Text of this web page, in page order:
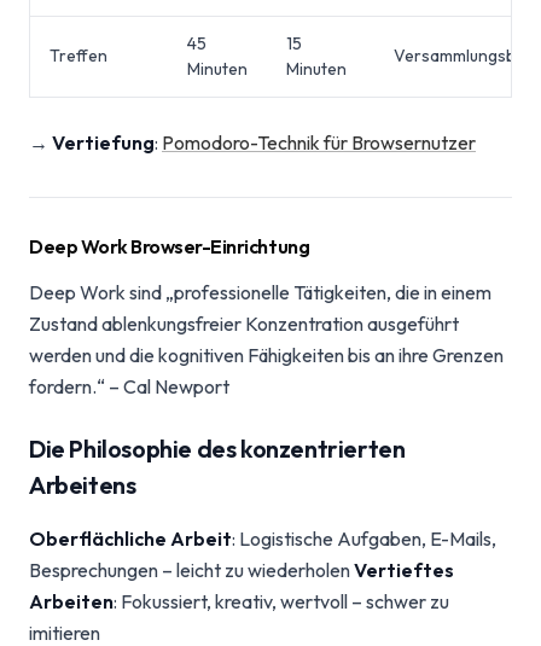
Treffen
45
Minuten
15
Minuten
→ Vertiefung: Pomodoro-Technik für Browsernutzer
Deep Work Browser-Einrichtung
Deep Work sind „professionelle Tätigkeiten, die in einem
Zustand ablenkungsfreier Konzentration ausgeführt
werden und die kognitiven Fähigkeiten bis an ihre Grenzen
fordern.“ – Cal Newport
Die Philosophie des konzentrierten
Arbeitens
Oberflächliche Arbeit: Logistische Aufgaben, E-Mails,
Besprechungen – leicht zu wiederholenVertieftes
Arbeiten: Fokussiert, kreativ, wertvoll – schwer zu
imitieren